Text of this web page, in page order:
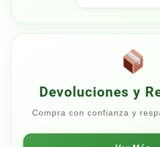
Devoluciones y
Compra con confianza y